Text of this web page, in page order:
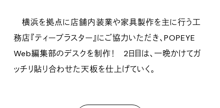
横浜を拠点に店舗内装業や家具製作を主に行う工
務店『ティープラスター』にご協力いただき、POPEYE
Web編集部のデスクを制作！ 2日目は、一晩かけてガ
ッチリ貼り合わせた天板を仕上げていく。